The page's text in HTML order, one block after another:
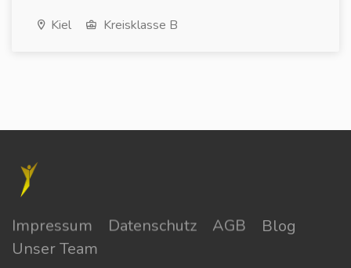
Kiel Kreisklasse B
Impressum Datenschutz AGB
Blog
Unser Team